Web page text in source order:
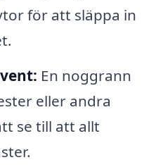
för att släppa in
En noggrann
eller andra
se till att allt